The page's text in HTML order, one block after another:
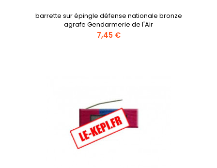
barrette sur épingle défense nationale bronze
agrafe Gendarmerie de l'Air
Prix
7,45 €